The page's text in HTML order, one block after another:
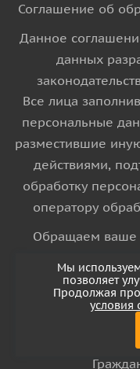
Соглашение об
Данное
данных
Все лица
персональные
разместившие
действиями,
обработку
оператору
Обращаем ваше
условиях
Мы
позволяет
Продолжая
условия